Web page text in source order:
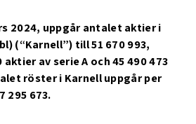
2024, uppgår antalet aktier i
(“Karnell”) till 51 670 993,
av serie A och 45 490 473
röster i Karnell uppgår per
295 673.